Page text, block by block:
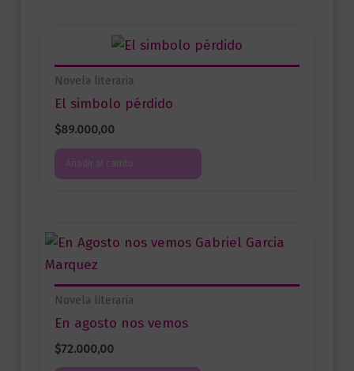
Novela literaria
El simbolo pérdido
$89.000,00
Añadir al carrito
Novela literaria
En agosto nos vemos
$72.000,00